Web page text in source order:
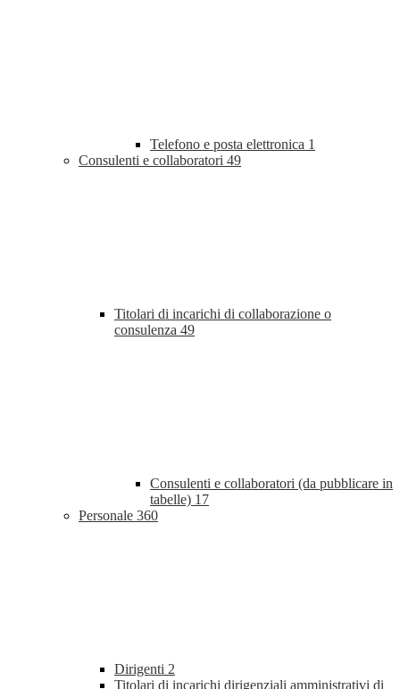
Telefono e posta elettronica 1
Consulenti e collaboratori 49
Titolari di incarichi di collaborazione o
consulenza 49
Consulenti e collaboratori (da pubblicare in
tabelle) 17
Personale 360
Dirigenti 2
Titolari di incarichi dirigenziali amministrativi di